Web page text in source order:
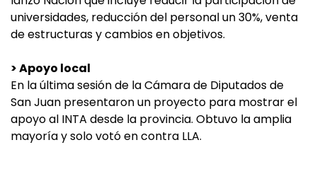
universidades, reducción del personal un 30%, venta
de estructuras y cambios en objetivos.
> Apoyo local
En la última sesión de la Cámara de Diputados de
San Juan presentaron un proyecto para mostrar el
apoyo al INTA desde la provincia. Obtuvo la amplia
mayoría y solo votó en contra LLA.